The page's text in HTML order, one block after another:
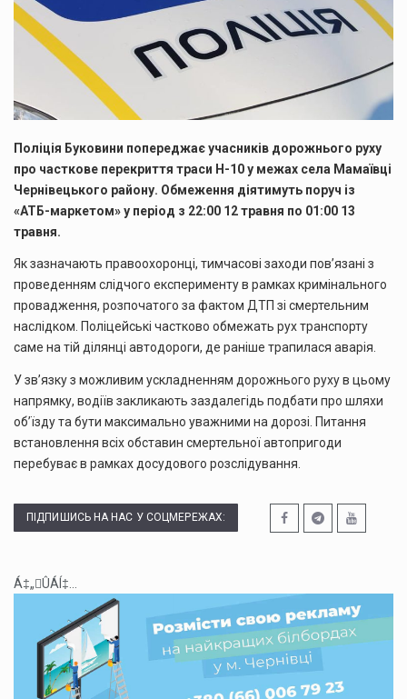
Поліція Буковини попереджає учасників дорожнього руху
про часткове перекриття траси Н-10 у межах села Мамаївці
Чернівецького району. Обмеження діятимуть поруч із
«АТБ-маркетом» у період з 22:00 12 травня по 01:00 13
травня.
Як зазначають правоохоронці, тимчасові заходи пов’язані з
проведенням слідчого експерименту в рамках кримінального
провадження, розпочатого за фактом ДТП зі смертельним
наслідком. Поліцейські частково обмежать рух транспорту
саме на тій ділянці автодороги, де раніше трапилася аварія.
У зв’язку з можливим ускладненням дорожнього руху в цьому
напрямку, водіїв закликають заздалегідь подбати про шляхи
об’їзду та бути максимально уважними на дорозі. Питання
встановлення всіх обставин смертельної автопригоди
перебуває в рамках досудового розслідування.
ПІДПИШИСЬ НА НАС У СОЦМЕРЕЖАХ:
Á‡„ÛÁÍ‡...